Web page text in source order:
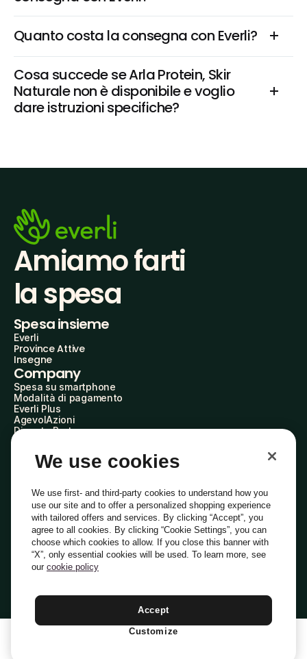
Quanto costa la consegna con Everli?
Cosa succede se Arla Protein, Skir
Naturale non è disponibile e voglio
dare istruzioni specifiche?
Amiamo farti
la spesa
Spesa insieme
Everli
Province Attive
Insegne
Company
Spesa su smartphone
Modalità di pagamento
Everli Plus
AgevolAzioni
Diventa Partner
Everli Shoppers
About Us
Everli News
Domande frequenti
Lavora con noi
Diventa Shopper
Investitori
PrivacyCookiePreferenze Cookie
Termini e CondizioniCodice Etico
Indirizzo PEC: everli@pec.it - indirizzo DPO: dpo@everli.com
Italiano
We use cookies
We use first- and third-party cookies to understand how you
use our site and to offer a personalized shopping experience
with tailored offers and services. By clicking “Accept”, you
agree to all cookies. By clicking “Cookie Settings”, you can
choose which cookies to allow. If you close this banner with
“X”, only essential cookies will be used. To learn more, see
our cookie policy
Accept
Customize